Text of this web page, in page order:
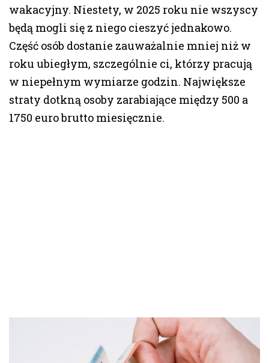
wakacyjny. Niestety, w 2025 roku nie wszyscy
będą mogli się z niego cieszyć jednakowo.
Część osób dostanie zauważalnie mniej niż w
roku ubiegłym, szczególnie ci, którzy pracują
w niepełnym wymiarze godzin. Największe
straty dotkną osoby zarabiające między 500 a
1750 euro brutto miesięcznie.